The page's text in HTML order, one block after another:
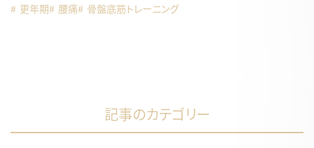
更年期
腰痛 骨盤底筋トレーニング
記事のカテゴリー